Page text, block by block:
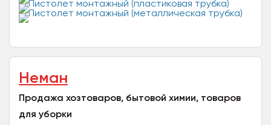
Неман
Продажа хозтоваров, бытовой химии, товаров
для уборки